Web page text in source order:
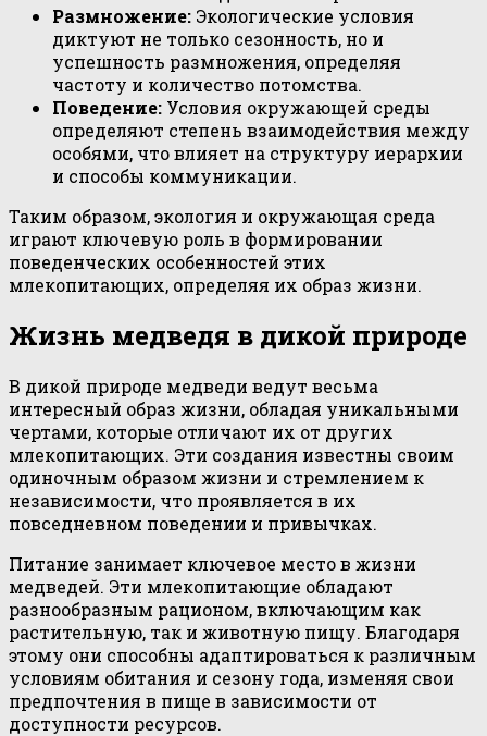
Размножение: Экологические условия
диктуют не только сезонность, но и
успешность размножения, определяя
частоту и количество потомства.
Поведение: Условия окружающей среды
определяют степень взаимодействия между
особями, что влияет на структуру иерархии
и способы коммуникации.
Таким образом, экология и окружающая среда
играют ключевую роль в формировании
поведенческих особенностей этих
млекопитающих, определяя их образ жизни.
Жизнь медведя в дикой природе
В дикой природе медведи ведут весьма
интересный образ жизни, обладая уникальными
чертами, которые отличают их от других
млекопитающих. Эти создания известны своим
одиночным образом жизни и стремлением к
независимости, что проявляется в их
повседневном поведении и привычках.
Питание занимает ключевое место в жизни
медведей. Эти млекопитающие обладают
разнообразным рационом, включающим как
растительную, так и животную пищу. Благодаря
этому они способны адаптироваться к различным
условиям обитания и сезону года, изменяя свои
предпочтения в пище в зависимости от
доступности ресурсов.